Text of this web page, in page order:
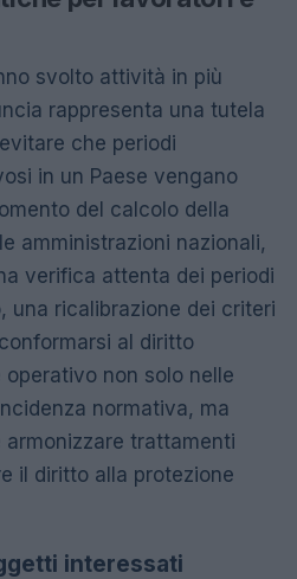
svolto attività in più
rappresenta una tutela
che periodi
in un Paese vengano
del calcolo della
amministrazioni nazionali,
verifica attenta dei periodi
una ricalibrazione dei criteri
al diritto
operativo non solo nelle
normativa, ma
trattamenti
il diritto alla protezione
interessati